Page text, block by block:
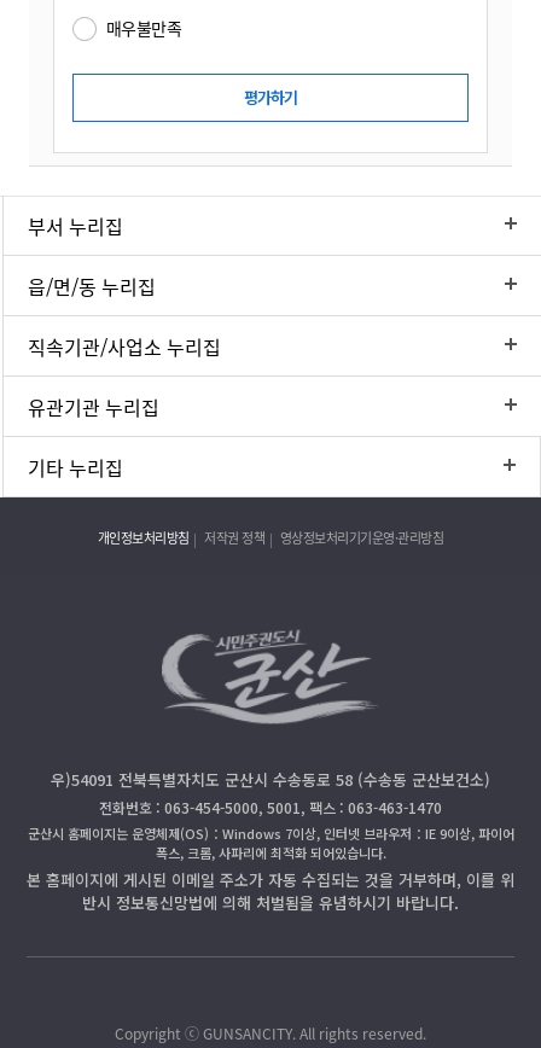
매우불만족
부서 누리집
읍/면/동 누리집
직속기관/사업소 누리집
유관기관 누리집
기타 누리집
개인정보처리방침 저작권 정책 영상정보처리기기운영·관리방침
우)54091 전북특별자치도 군산시 수송동로 58 (수송동 군산보건소)
전화번호 : 063-454-5000, 5001, 팩스 : 063-463-1470
군산시 홈페이지는 운영체제(OS)：Windows 7이상, 인터넷 브라우저：IE 9이상, 파이어
폭스, 크롬, 사파리에 최적화 되어있습니다.
본 홈페이지에 게시된 이메일 주소가 자동 수집되는 것을 거부하며, 이를 위
반시 정보통신망법에 의해 처벌됨을 유념하시기 바랍니다.
Copyright ⓒ GUNSANCITY. All rights reserved.